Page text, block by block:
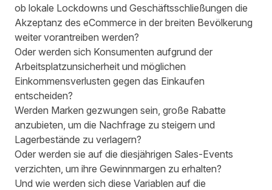
ob lokale Lockdowns und Geschäftsschließungen die
Akzeptanz des eCommerce in der breiten Bevölkerung
weiter vorantreiben werden?
Oder werden sich Konsumenten aufgrund der
Arbeitsplatzunsicherheit und möglichen
Einkommensverlusten gegen das Einkaufen
entscheiden?
Werden Marken gezwungen sein, große Rabatte
anzubieten, um die Nachfrage zu steigern und
Lagerbestände zu verlagern?
Oder werden sie auf die diesjährigen Sales-Events
verzichten, um ihre Gewinnmargen zu erhalten?
Und wie werden sich diese Variablen auf die